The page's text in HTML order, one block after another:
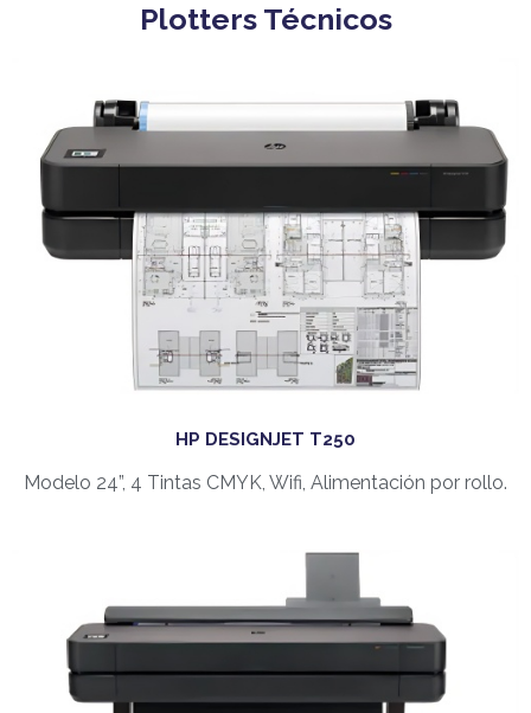
Plotters Técnicos
HP DESIGNJET T250
Modelo 24”, 4 Tintas CMYK, Wifi, Alimentación por rollo.